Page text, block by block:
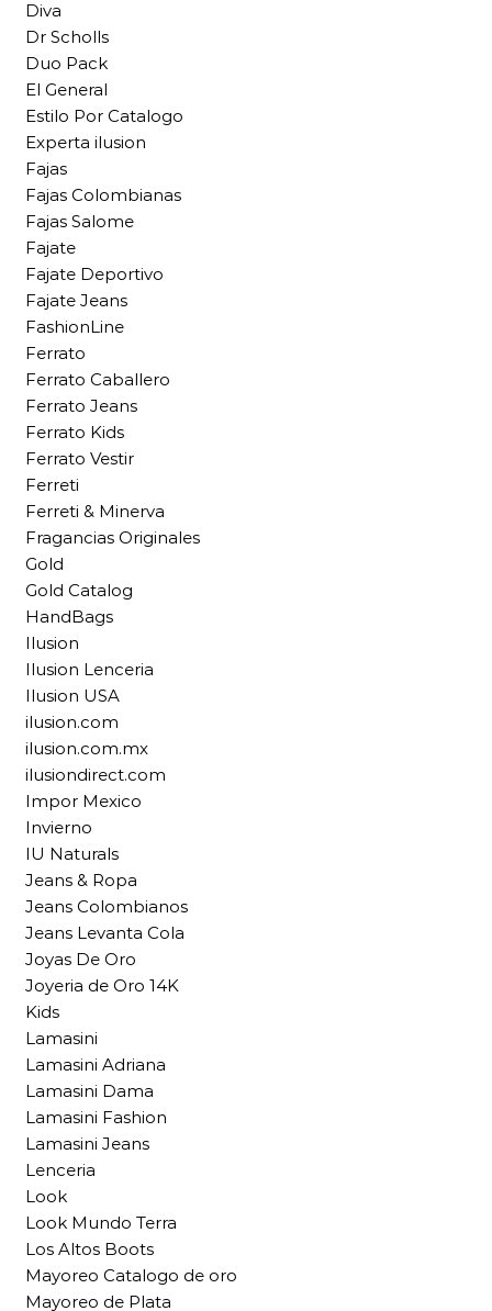
Diva
Dr Scholls
Duo Pack
El General
Estilo Por Catalogo
Experta ilusion
Fajas
Fajas Colombianas
Fajas Salome
Fajate
Fajate Deportivo
Fajate Jeans
FashionLine
Ferrato
Ferrato Caballero
Ferrato Jeans
Ferrato Kids
Ferrato Vestir
Ferreti
Ferreti & Minerva
Fragancias Originales
Gold
Gold Catalog
HandBags
Ilusion
Ilusion Lenceria
Ilusion USA
ilusion.com
ilusion.com.mx
ilusiondirect.com
Impor Mexico
Invierno
IU Naturals
Jeans & Ropa
Jeans Colombianos
Jeans Levanta Cola
Joyas De Oro
Joyeria de Oro 14K
Kids
Lamasini
Lamasini Adriana
Lamasini Dama
Lamasini Fashion
Lamasini Jeans
Lenceria
Look
Look Mundo Terra
Los Altos Boots
Mayoreo Catalogo de oro
Mayoreo de Plata